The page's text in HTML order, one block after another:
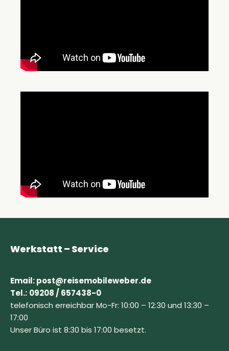
Werkstatt – Service
Email: post@reisemobileweber.de
Tel.: 09208 / 657438-0
telefonisch erreichbar Mo-Fr: 10:00 – 12:30 und 13:30 –
17:00
Unser Büro ist 8:30 bis 17:00 besetzt.